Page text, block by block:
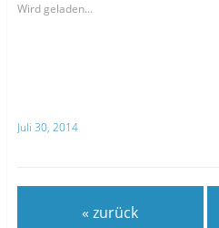
Wird geladen...
Juli 30, 2014
« zurück